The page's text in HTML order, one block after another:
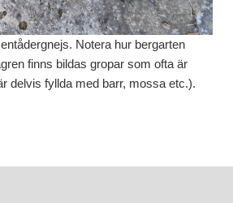
Notera hur bergarten
finns bildas gropar som ofta är
delvis fyllda med barr, mossa etc.).